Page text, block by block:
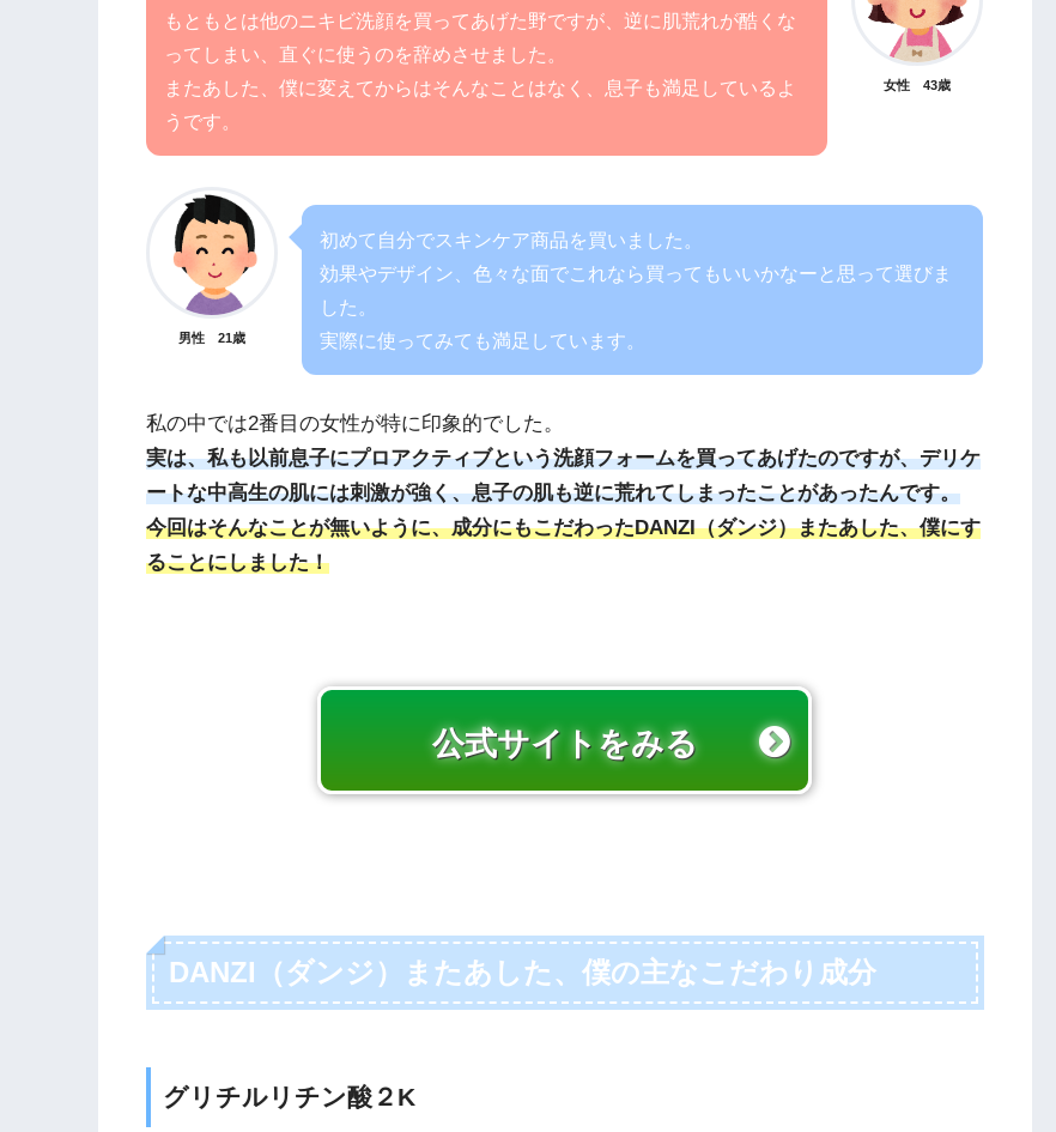
もともとは他のニキビ洗顔を買ってあげた野ですが、逆に肌荒れが酷くな
ってしまい、直ぐに使うのを辞めさせました。
またあした、僕に変えてからはそんなことはなく、息子も満足しているよ
うです。
女性 43歳
男性 21歳
初めて自分でスキンケア商品を買いました。
効果やデザイン、色々な面でこれなら買ってもいいかなーと思って選びま
した。
実際に使ってみても満足しています。
私の中では2番目の女性が特に印象的でした。
実は、私も以前息子にプロアクティブという洗顔フォームを買ってあげたのですが、デリケ
ートな中高生の肌には刺激が強く、息子の肌も逆に荒れてしまったことがあったんです。
今回はそんなことが無いように、成分にもこだわったDANZI（ダンジ）またあした、僕にす
ることにしました！
公式サイトをみる
DANZI（ダンジ）またあした、僕の主なこだわり成分
グリチルリチン酸２K